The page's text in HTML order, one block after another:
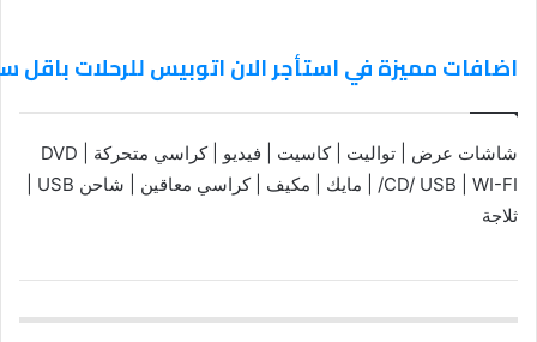
اضافات مميزة في استأجر الان اتوبيس للرحلات
شاشات عرض | تواليت | كاسيت | فيديو | كراسي متحركة | DVD
ثلاجة